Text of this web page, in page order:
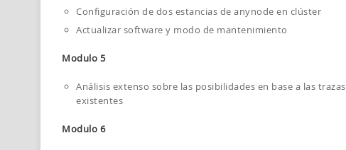
Configuración de dos estancias de anynode en clúster
Actualizar software y modo de mantenimiento
Modulo 5
Análisis extenso sobre las posibilidades en base a las trazas
existentes
Modulo 6